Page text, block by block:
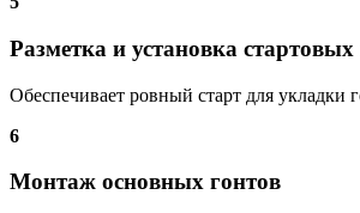
Разметка и установка стартовых
Обеспечивает ровный старт для укладки
6
Монтаж основных гонтов